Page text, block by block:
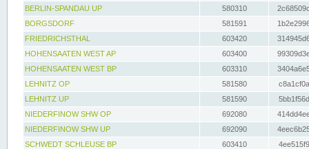
BERLIN-SPANDAU UP
580310
BORGSDORF
581591
FRIEDRICHSTHAL
603420
HOHENSAATEN WEST AP
603400
HOHENSAATEN WEST BP
603310
LEHNITZ OP
581580
LEHNITZ UP
581590
NIEDERFINOW SHW OP
692080
NIEDERFINOW SHW UP
692090
SCHWEDT SCHLEUSE BP
603410